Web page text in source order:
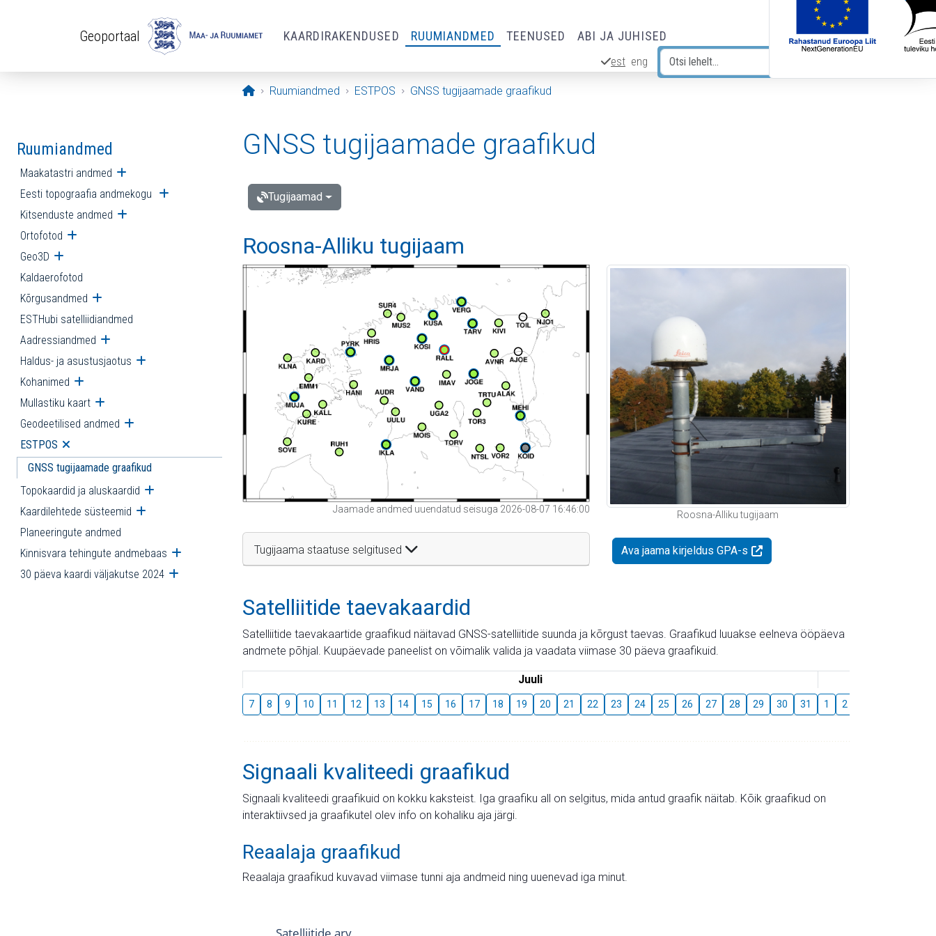
Geoportaal KAARDIRAKENDUSED RUUMIANDMED TEENUSED ABI JA JUHISED
est eng
Avaleht
Ruumiandmed ESTPOS GNSS tugijaamade graafikud
Ruumiandmed
Maakatastri andmed Ava alammenüü
Eesti topograafia andmekogu Ava alammenüü
Kitsenduste andmed Ava alammenüü
Ortofotod Ava alammenüü
Geo3D Ava alammenüü
Kaldaerofotod
Kõrgusandmed Ava alammenüü
ESTHubi satelliidiandmed
Aadressiandmed Ava alammenüü
Haldus- ja asustusjaotus Ava alammenüü
Kohanimed Ava alammenüü
Mullastiku kaart Ava alammenüü
Geodeetilised andmed Ava alammenüü
ESTPOS Ava alammenüü
GNSS tugijaamade graafikud
Topokaardid ja aluskaardid Ava alammenüü
Kaardilehtede süsteemid Ava alammenüü
Planeeringute andmed
Kinnisvara tehingute andmebaas Ava alammenüü
30 päeva kaardi väljakutse 2024 Ava alammenüü
GNSS tugijaamade graafikud
Tugijaamad
Roosna-Alliku tugijaam
Jaamade andmed uuendatud seisuga 2026-08-07 16:46:00
Tugijaama staatuse selgitused
Roosna-Alliku tugijaam
Ava jaama kirjeldus GPA-s
Satelliitide taevakaardid
Satelliitide taevakaartide graafikud näitavad GNSS-satelliitide suunda ja kõrgust taevas. Graafikud luuakse eelneva ööpäeva
andmete põhjal. Kuupäevade paneelist on võimalik valida ja vaadata viimase 30 päeva graafikuid.
Juuli
7 8 9 10 11 12 13 14 15 16 17 18 19 20 21 22 23 24 25 26 27 28 29 30 31 1 2
Signaali kvaliteedi graafikud
Signaali kvaliteedi graafikuid on kokku kaksteist. Iga graafiku all on selgitus, mida antud graafik näitab. Kõik graafikud on
interaktiivsed ja graafikutel olev info on kohaliku aja järgi.
Reaalaja graafikud
Reaalaja graafikud kuvavad viimase tunni aja andmeid ning uuenevad iga minut.